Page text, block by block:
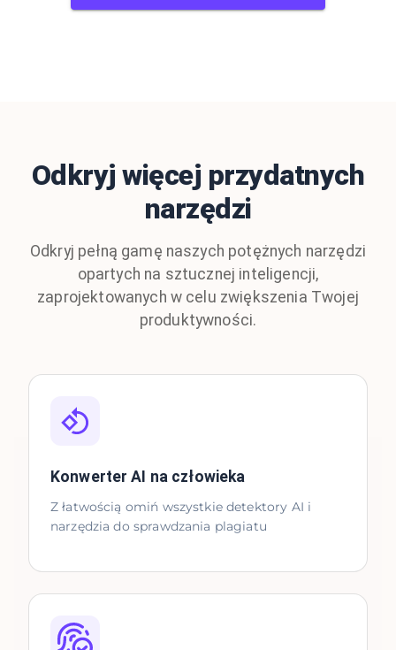
Odkryj więcej przydatnych
narzędzi
Odkryj pełną gamę naszych potężnych narzędzi
opartych na sztucznej inteligencji,
zaprojektowanych w celu zwiększenia Twojej
produktywności.
Konwerter AI na człowieka
Z łatwością omiń wszystkie detektory AI i
narzędzia do sprawdzania plagiatu